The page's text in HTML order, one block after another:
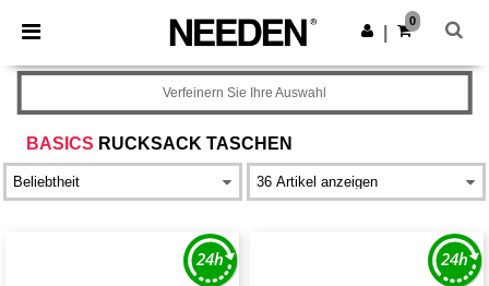
× Needen App
Bessere Preise in der App!
App holen
0
BASICS RUCKSACK TASCHEN
Verfeinern Sie Ihre Auswahl